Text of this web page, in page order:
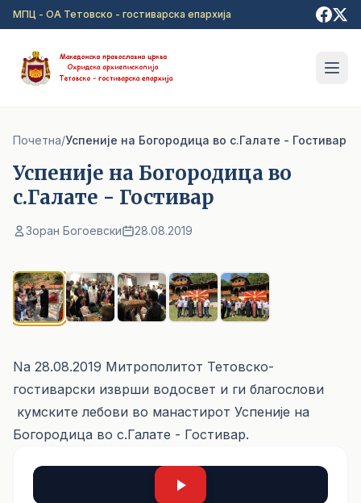
Прејди на главна содржина
МПЦ - ОА Тетовско - гостиварска епархија
Почетна/Успеније на Богородица во с.Галате - Гостивар
Успеније на Богородица во
с.Галате - Гостивар
Зоран Богоевски 28.08.2019
Na 28.08.2019 Митрополитот Тетовско-
гостиварски изврши водосвет и ги благослови
кумските лебови во манастирот Успеније на
Богородица во с.Галате - Гостивар.